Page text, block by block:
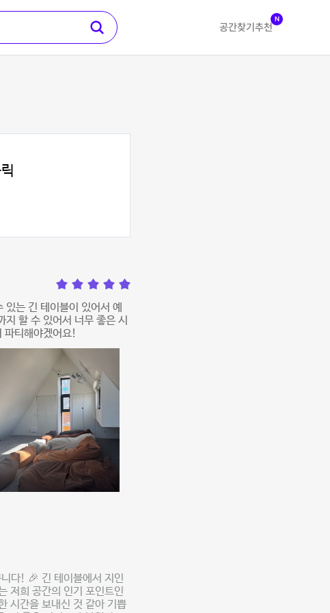
공간찾기 추천
N
는 긴 테이블이 있어서 예
할 수 있어서 너무 좋은 시
티해야겠어요!
다! 🎉 긴 테이블에서 지인
저희 공간의 인기 포인트인
시간을 보내신 것 같아 기쁩